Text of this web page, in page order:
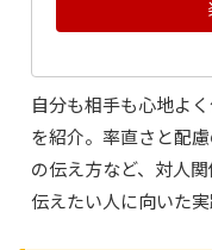
自分も相手も心地よ
を紹介。率直さと配
の伝え方など、対人
伝えたい人に向いた